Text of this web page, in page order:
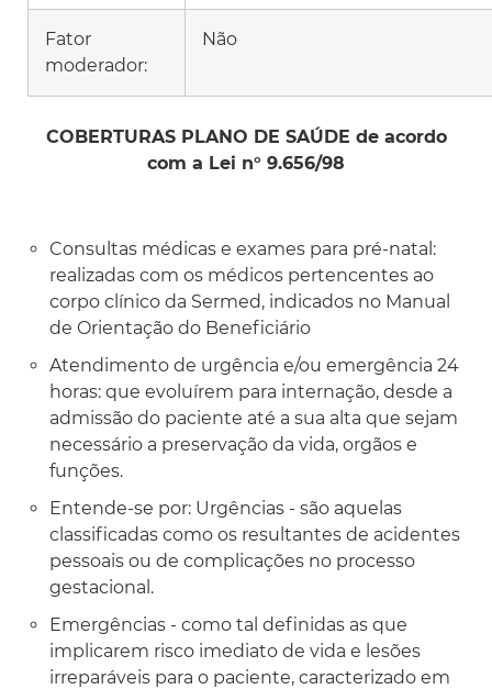
Fator
moderador:
Não
COBERTURAS PLANO DE SAÚDE de acordo
com a Lei n° 9.656/98
Consultas médicas e exames para pré-natal:
realizadas com os médicos pertencentes ao
corpo clínico da Sermed, indicados no Manual
de Orientação do Beneficiário
Atendimento de urgência e/ou emergência 24
horas: que evoluírem para internação, desde a
admissão do paciente até a sua alta que sejam
necessário a preservação da vida, orgãos e
funções.
Entende-se por: Urgências - são aquelas
classificadas como os resultantes de acidentes
pessoais ou de complicações no processo
gestacional.
Emergências - como tal definidas as que
implicarem risco imediato de vida e lesões
irreparáveis para o paciente, caracterizado em